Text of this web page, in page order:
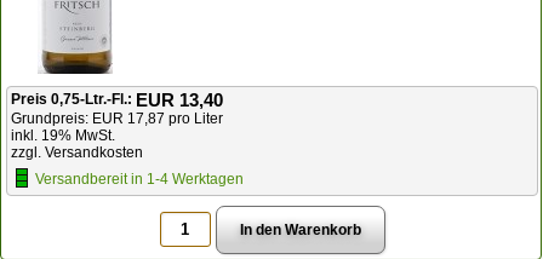
Preis 0,75-Ltr.-Fl.: EUR 13,40
Grundpreis: EUR 17,87 pro Liter
inkl. 19% MwSt.
zzgl. Versandkosten
Versandbereit in 1-4 Werktagen